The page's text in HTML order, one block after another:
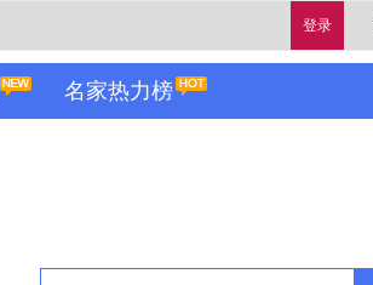
登录
名家热力榜